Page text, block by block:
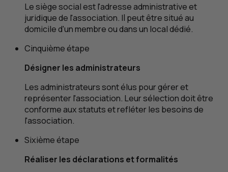
Le siège social est l'adresse administrative et
juridique de l'association. Il peut être situé au
domicile d'un membre ou dans un local dédié.
Cinquième étape
Désigner les administrateurs
Les administrateurs sont élus pour gérer et
représenter l'association. Leur sélection doit être
conforme aux statuts et refléter les besoins de
l'association.
Sixième étape
Réaliser les déclarations et formalités